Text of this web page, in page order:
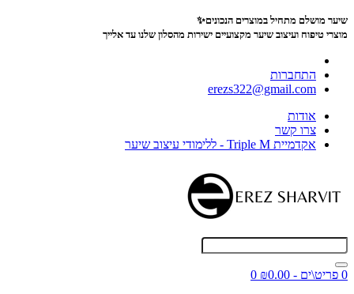
שיער מושלם מתחיל במוצרים הנכונים✨
מוצרי טיפוח ועיצוב שיער מקצועיים ישירות מהסלון שלנו עד אלייך
התחברות
erezs322@gmail.com
אודות
צרו קשר
אקדמיית Triple M - ללימודי עיצוב שיער
0 פריט\ים - ₪0.00
0